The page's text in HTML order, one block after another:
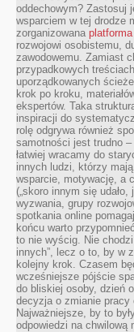
oddechowym? Zastosuj
wsparciem w tej drodze
zorganizowana
rozwojowi osobistemu,
zawodowemu. Zamiast
przypadkowych
uporządkowanych
krok po kroku,
ekspertów. Taka
inspiracji do
rolę odgrywa również
samotności jest trudno
łatwiej wracamy do
innych ludzi, którzy
wsparcie, motywację, a
(„skoro innym się
wyzwania, grupy
spotkania online
końcu warto
to nie wyścig. Nie
innych”, lecz o to, by w
kolejny krok. Czasem
wcześniejsze pójście
do bliskiej osoby, dzień
decyzja o zmianie
Najważniejsze, by to
odpowiedzi na chwilową